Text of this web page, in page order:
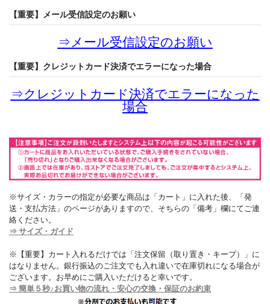
【重要】メール受信設定のお願い
⇒メール受信設定のお願い
【重要】クレジットカード決済でエラーになった場合
⇒クレジットカード決済でエラーになった
場合
※サイズ・カラーの指定が必要な商品は「カート」に入れた後、「発
送・支払方法」のページがありますので、そちらの「備考」欄にてご連
絡ください。
⇒ サイズ・ガイド
※【重要】カート入れるだけでは「注文保留（取り置き・キープ）」に
はなりません。銀行振込のご注文でも入れ違いで在庫切れになる場合が
ございます。お早めにご購入いただけると幸いです。
⇒ 簡単５秒♪お買い物の流れ・安心の交換・保証のお約束